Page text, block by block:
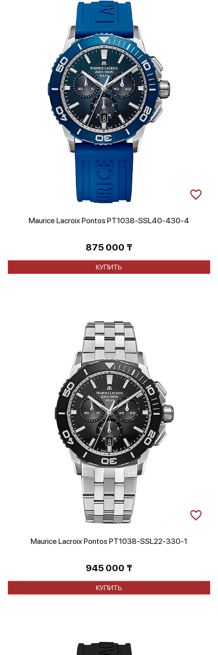
Maurice Lacroix Pontos PT1038-SSL40-430-4
875 000 ₸
КУПИТЬ
Maurice Lacroix Pontos PT1038-SSL22-330-1
945 000 ₸
КУПИТЬ